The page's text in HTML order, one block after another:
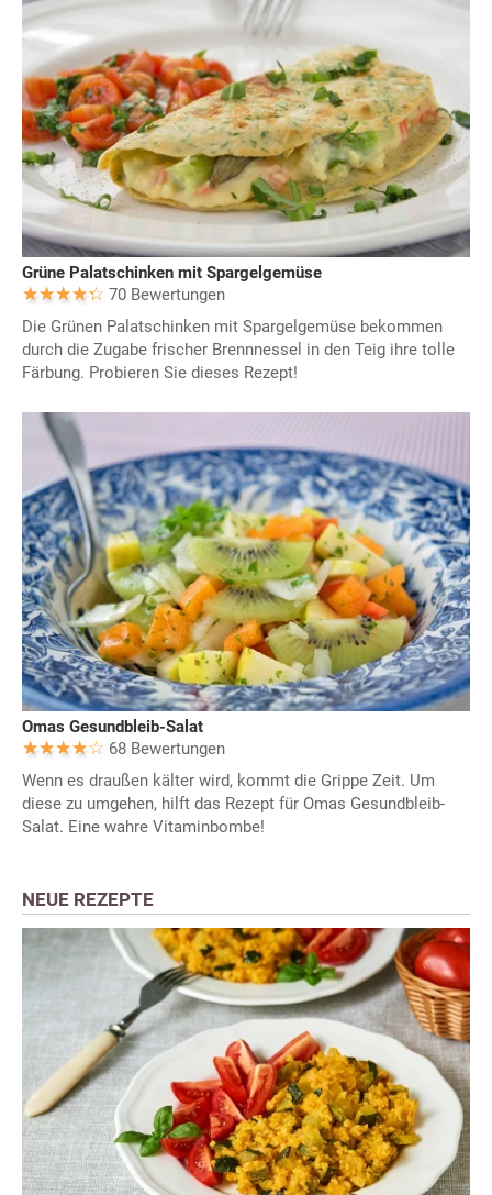
Grüne Palatschinken mit Spargelgemüse
70 Bewertungen
Die Grünen Palatschinken mit Spargelgemüse bekommen
durch die Zugabe frischer Brennnessel in den Teig ihre tolle
Färbung. Probieren Sie dieses Rezept!
Omas Gesundbleib-Salat
68 Bewertungen
Wenn es draußen kälter wird, kommt die Grippe Zeit. Um
diese zu umgehen, hilft das Rezept für Omas Gesundbleib-
Salat. Eine wahre Vitaminbombe!
NEUE REZEPTE